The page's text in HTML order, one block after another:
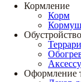
Кормление
Корм
Оформление